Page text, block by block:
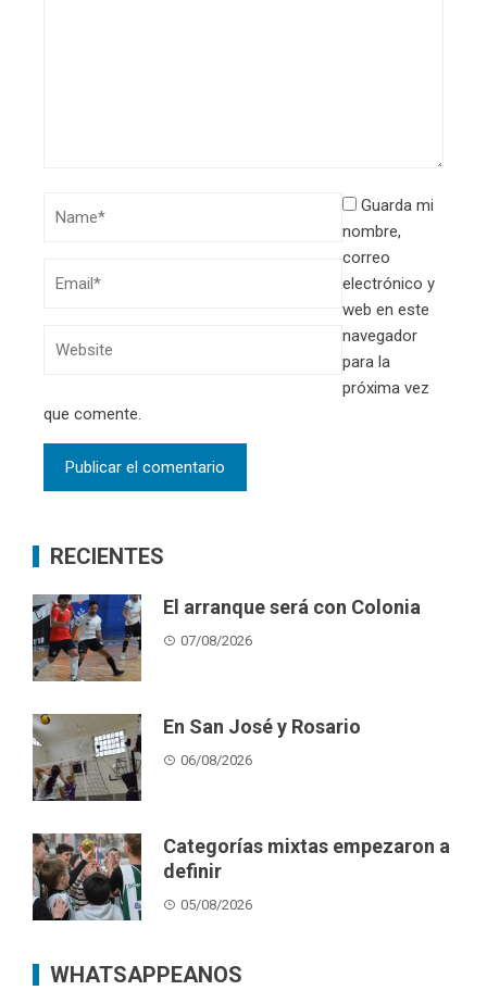
Guarda mi
nombre,
correo
electrónico y
web en este
navegador
para la
próxima vez
que comente.
RECIENTES
El arranque será con Colonia
07/08/2026
En San José y Rosario
06/08/2026
Categorías mixtas empezaron a
definir
05/08/2026
WHATSAPPEANOS